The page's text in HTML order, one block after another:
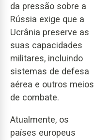
da pressão sobre a
Rússia exige que a
Ucrânia preserve as
suas capacidades
militares, incluindo
sistemas de defesa
aérea e outros meios
de combate.
Atualmente, os
países europeus